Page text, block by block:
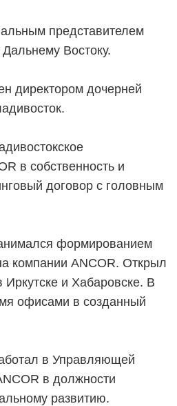
представителем
Востоку.
директором дочерней
в собственность и
договор с головным
формированием
компании ANCOR. Открыл
и Хабаровске. В
офисами в созданный
в Управляющей
в должности
развитию.